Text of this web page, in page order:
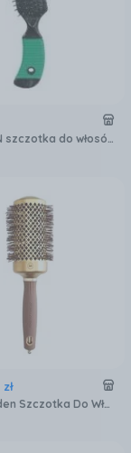
INTER VION szczotka do włosów wygięta 499722
zł
Olivia Garden Szczotka Do Włosów Expert Blowout Shine 55 Mm